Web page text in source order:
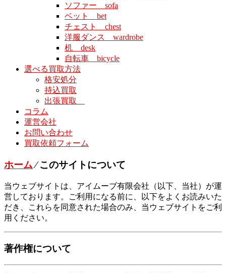
ソファー sofa
ベット bet
チェスト chest
洋服ダンス wardrobe
机 desk
自転車 bicycle
選べる買取方法
格安処分
持込買取
出張買取
コラム
運営会社
お問い合わせ
買取依頼フォーム
ホーム⁄このサイトについて
当ウェブサイトは、アイムーブ有限会社（以下、当社）が運
営しております。ご利用になる前に、以下をよくお読みいた
だき、これらを同意された場合のみ、当ウェブサイトをご利
用ください。
著作権について